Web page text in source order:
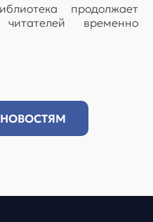
продолжает
временно